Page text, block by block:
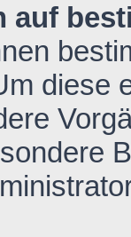
auf
diese